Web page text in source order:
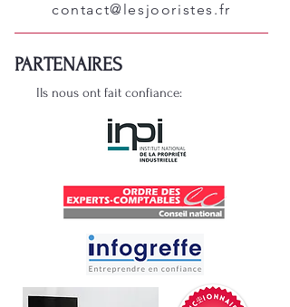
contact@lesjooristes.fr
PARTENAIRES
Ils nous ont fait confiance: